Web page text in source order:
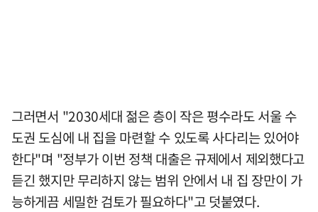
그러면서 "2030세대 젊은 층이 작은 평수라도 서울 수
도권 도심에 내 집을 마련할 수 있도록 사다리는 있어야
한다"며 "정부가 이번 정책 대출은 규제에서 제외했다고
듣긴 했지만 무리하지 않는 범위 안에서 내 집 장만이 가
능하게끔 세밀한 검토가 필요하다"고 덧붙였다.